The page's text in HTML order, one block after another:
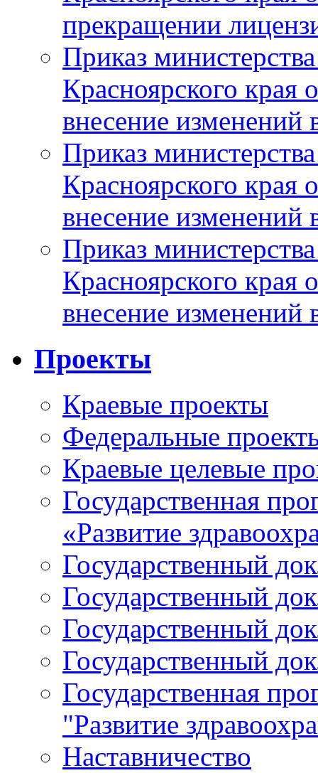
прекращении
Приказ
Красноярского
внесение изменений
Приказ
Красноярского
внесение изменений
Приказ
Красноярского
внесение изменений
Проекты
Краевые проекты
Федеральные
Краевые целевые
Государственная
«Развитие
Государственный
Государственный
Государственный
Государственный
Государственная
"Развитие
Наставничество